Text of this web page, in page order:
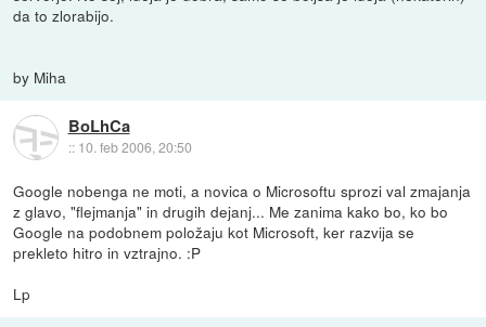
da to zlorabijo.
by Miha
BoLhCa
:: 10. feb 2006, 20:50
Google nobenga ne moti, a novica o Microsoftu sprozi val zmajanja
z glavo, "flejmanja" in drugih dejanj... Me zanima kako bo, ko bo
Google na podobnem položaju kot Microsoft, ker razvija se
prekleto hitro in vztrajno. :P
Lp